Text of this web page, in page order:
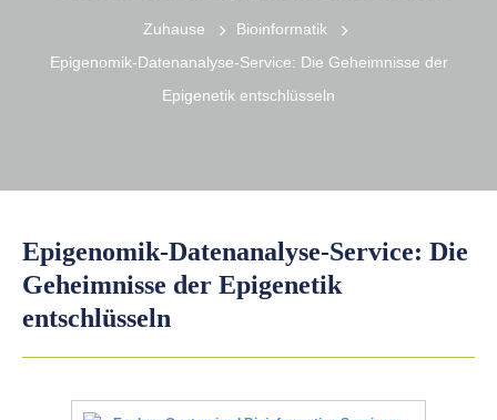
Zuhause
Bioinformatik
Epigenomik-Datenanalyse-Service: Die Geheimnisse der
Epigenetik entschlüsseln
Epigenomik-Datenanalyse-Service: Die
Geheimnisse der Epigenetik
entschlüsseln